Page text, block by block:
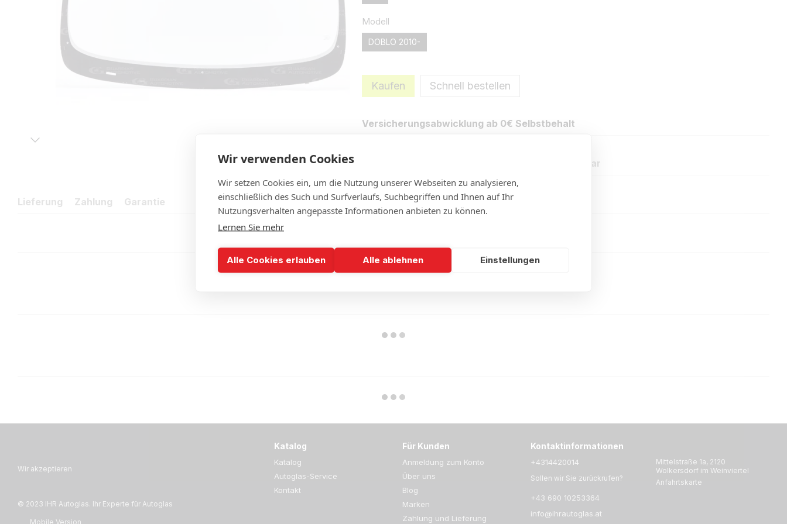
Modell
DOBLO 2010-
Kaufen Schnell bestellen
Versicherungsabwicklung ab 0€ Selbstbehalt
Neue Bewertung oder Kommentar
Lieferung Zahlung Garantie
Wir akzeptieren
© 2023 IHR Autoglas. Ihr Experte für Autoglas
Mobile Version
Katalog
Katalog
Autoglas-Service
Kontakt
Für Kunden
Anmeldung zum Konto
Über uns
Blog
Marken
Zahlung und Lieferung
Kontaktinformationen
+4314420014
Sollen wir Sie zurückrufen?
+43 690 10253364
info@ihrautoglas.at
Mittelstraße 1a, 2120
Wolkersdorf im Weinviertel
Anfahrtskarte
Wir verwenden Cookies
Wir setzen Cookies ein, um die Nutzung unserer Webseiten zu analysieren,
einschließlich des Such und Surfverlaufs, Suchbegriffen und Ihnen auf Ihr
Nutzungsverhalten angepasste Informationen anbieten zu können.
Lernen Sie mehr
Alle Cookies erlauben Alle ablehnen Einstellungen